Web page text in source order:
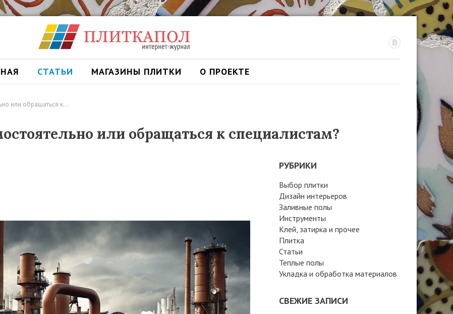
СТАТЬИ МАГАЗИНЫ ПЛИТКИ О ПРОЕКТЕ
или обращаться к…
или обращаться к специалистам?
РУБРИКИ
Выбор плитки
Дизайн интерьеров
Заливные полы
Инструменты
Клей, затирка и прочее
Плитка
Статьи
Теплые полы
Укладка и обработка материалов
СВЕЖИЕ ЗАПИСИ